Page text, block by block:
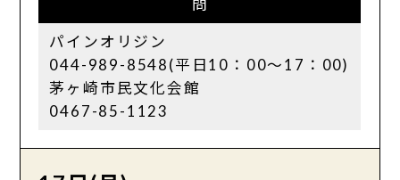
問
パインオリジン
044-989-8548(平日10：00～17：00)
茅ヶ崎市民文化会館
0467-85-1123